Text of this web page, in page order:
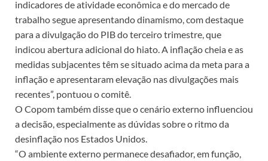
indicadores de atividade econômica e do mercado de
trabalho segue apresentando dinamismo, com destaque
para a divulgação do PIB do terceiro trimestre, que
indicou abertura adicional do hiato. A inflação cheia e as
medidas subjacentes têm se situado acima da meta para a
inflação e apresentaram elevação nas divulgações mais
recentes”, pontuou o comitê.
O Copom também disse que o cenário externo influenciou
a decisão, especialmente as dúvidas sobre o ritmo da
desinflação nos Estados Unidos.
“O ambiente externo permanece desafiador, em função,